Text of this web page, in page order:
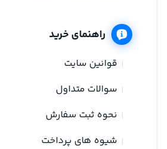
راهنمای خرید
قوانین سایت
سوالات متداول
نحوه ثبت سفارش
شیوه های پرداخت